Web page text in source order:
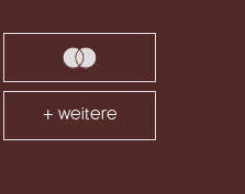
+ weitere